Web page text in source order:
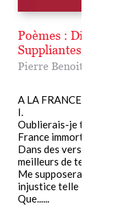
Poèmes : Diadumène,
Suppliantes
Pierre Benoit
A LA FRANCE
I.
Oublierais-je ton nom,
France immortelle,
Dans des vers consacrés
meilleurs de tes fils ?
Me supposerais-tu d'une
injustice telle
Que......